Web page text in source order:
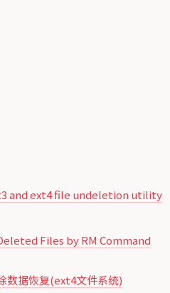
and ext4 file undeletion utility
Files by RM Command
数据恢复(ext4文件系统)